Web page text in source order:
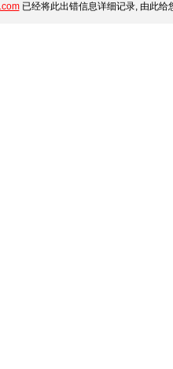
已经将此出错信息详细记录, 由此给